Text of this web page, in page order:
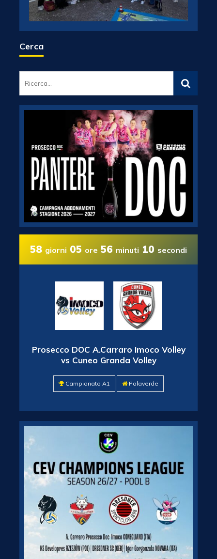
Cerca
58 giorni 05 ore 56 minuti 10 secondi
Prosecco DOC A.Carraro Imoco Volley
vs Cuneo Granda Volley
Campionato A1 Palaverde